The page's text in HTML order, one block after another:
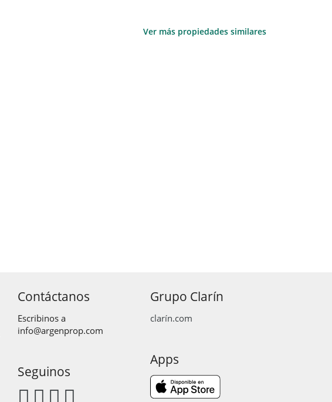
Ver más propiedades similares
Contáctanos
Escribinos a
info@argenprop.com
Seguinos
Grupo Clarín
clarín.com
Apps